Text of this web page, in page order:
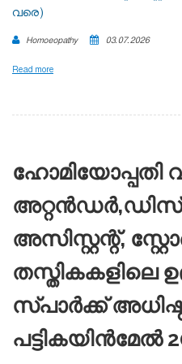
വരെ)
Homoeopathy 03.07.2026
Read more
ഹോമിയോപ്പതി
അസിസ്റ്റന്റ്,
തസ്തികകളിലെ
സ്പാർക്ക്
പട്ടികയിൻമേൽ